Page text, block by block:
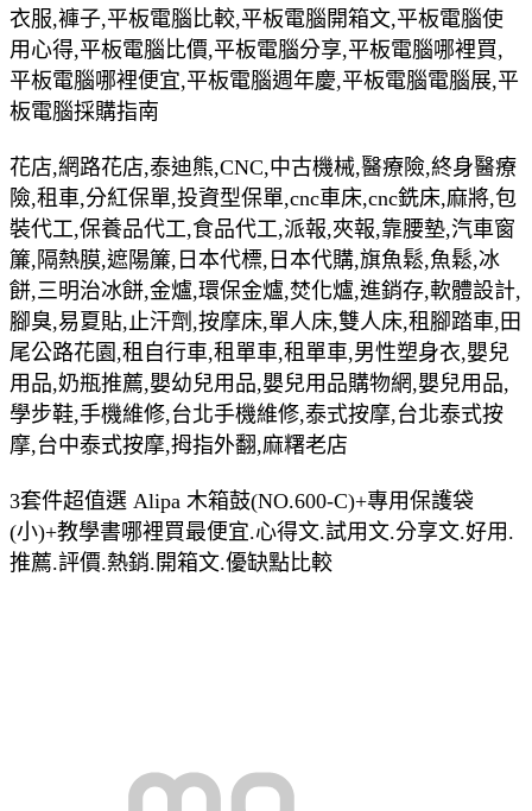
衣服,褲子,平板電腦比較,平板電腦開箱文,平板電腦使
用心得,平板電腦比價,平板電腦分享,平板電腦哪裡買,
平板電腦哪裡便宜,平板電腦週年慶,平板電腦電腦展,平
板電腦採購指南
花店,網路花店,泰迪熊,CNC,中古機械,醫療險,終身醫療
險,租車,分紅保單,投資型保單,cnc車床,cnc銑床,麻將,包
裝代工,保養品代工,食品代工,派報,夾報,靠腰墊,汽車窗
簾,隔熱膜,遮陽簾,日本代標,日本代購,旗魚鬆,魚鬆,冰
餅,三明治冰餅,金爐,環保金爐,焚化爐,進銷存,軟體設計,
腳臭,易夏貼,止汗劑,按摩床,單人床,雙人床,租腳踏車,田
尾公路花園,租自行車,租單車,租單車,男性塑身衣,嬰兒
用品,奶瓶推薦,嬰幼兒用品,嬰兒用品購物網,嬰兒用品,
學步鞋,手機維修,台北手機維修,泰式按摩,台北泰式按
摩,台中泰式按摩,拇指外翻,麻糬老店
3套件超值選 Alipa 木箱鼓(NO.600-C)+專用保護袋
(小)+教學書哪裡買最便宜.心得文.試用文.分享文.好用.
推薦.評價.熱銷.開箱文.優缺點比較